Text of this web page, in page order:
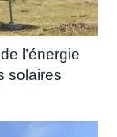
l’énergie
solaires